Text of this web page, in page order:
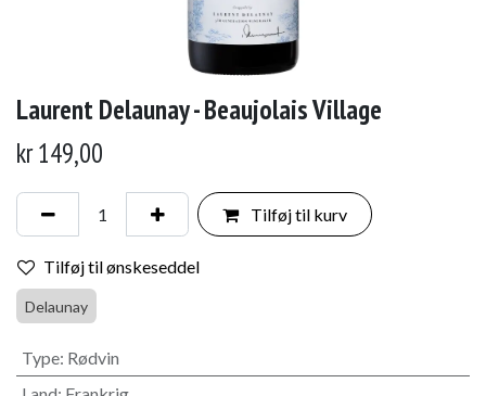
Laurent Delaunay - Beaujolais Village
kr149,00
Tilføj til kurv
Tilføj til ønskeseddel
Delaunay
Type: Rødvin